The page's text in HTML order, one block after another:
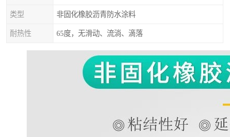
类型 非固化橡胶沥青防水涂料
耐热性 65度，无滑动、流淌、滴落